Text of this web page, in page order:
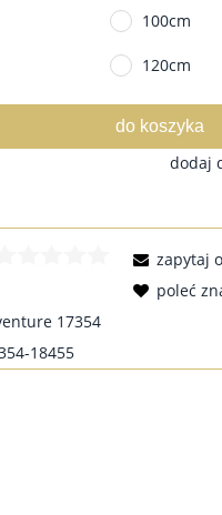
100cm
120cm
do koszyka
dodaj
17354
18455
zapytaj
poleć